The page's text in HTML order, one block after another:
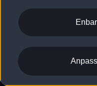
Lediga tjänster
Lediga tjänster hos
Kommentar till